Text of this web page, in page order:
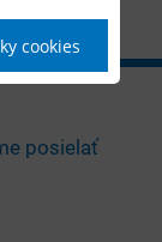
posielať
cookies